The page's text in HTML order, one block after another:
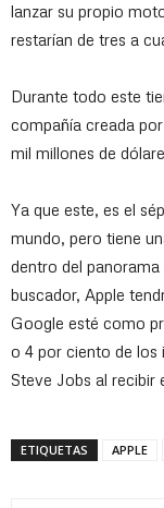
lanzar su propio
restarían de tres a
Durante todo este
compañía creada por
mil millones de
Ya que este, es el
mundo, pero tiene
dentro del
buscador, Apple
Google esté como
o 4 por ciento de los
Steve Jobs al recibir
ETIQUETAS APPLE